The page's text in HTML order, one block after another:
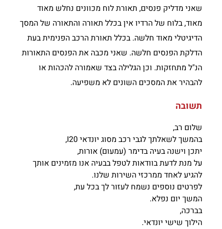
שאני מדליק פנסים, תאורת לוח מכוונים נחלש מאוד
מאוד, בלוח של הרדיו אין בכלל תאורה והתאורה של המסך
הדיגיטלי מאוד חלשה. בכלל תאורת הרכב הפנימית בעת
הדלקת הפנסים חלשה. שאני מכבה את הפנסים התאורות
הנ"ל מתחזקות. וכן הגלילה בצד שאמורה להכהות או
להבהיר את המסכים השונים לא משפיעה.
תשובה
שלום רב,
בהמשך לשאלתך לגבי רכב מסוג יונדאי I20,
יתכן וישנה בעיה בדימר (עמעום) אורות,
על מנת לדעת בוודאות לטפל בבעיה אנו מזמינים אותך
להגיע לאחד ממרכזי השירות שלנו.
לפרטים נוספים נשמח לעזור לך בכל עת,
המשך יום נפלא.
בברכה,
הילוך שישי יונדאי.